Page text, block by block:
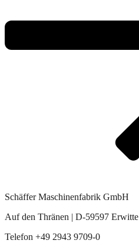
Schäffer Maschinenfabrik GmbH
Auf den Thränen | D-59597 Erwitte
Telefon +49 2943 9709-0